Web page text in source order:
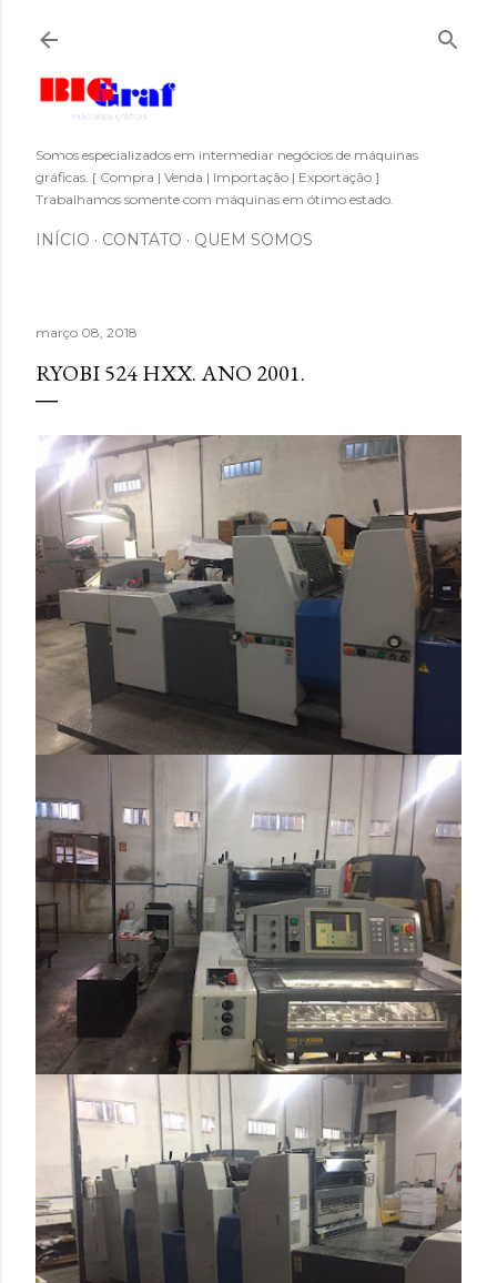
Somos especializados em intermediar negócios de máquinas
gráficas. [ Compra | Venda | Importação | Exportação ]
Trabalhamos somente com máquinas em ótimo estado.
INÍCIO CONTATO QUEM SOMOS
março 08, 2018
RYOBI 524 HXX. ANO 2001.